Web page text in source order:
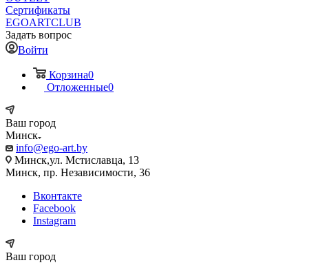
Сертификаты
EGOARTCLUB
Задать вопрос
Войти
Корзина0
Отложенные0
Ваш город
Минск
info@ego-art.by
Минск,ул. Мстиславца, 13
Минск, пр. Независимости, 36
Вконтакте
Facebook
Instagram
Ваш город